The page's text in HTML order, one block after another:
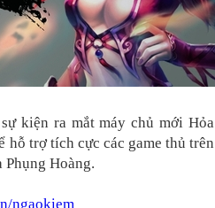
kiện ra mắt máy chủ mới Hỏa
hỗ trợ tích cực các game thủ trên
Hoàng.
ngaokiem